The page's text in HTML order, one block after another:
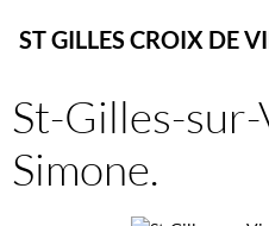
ST GILLES CROIX DE
St-Gilles-
Simone.